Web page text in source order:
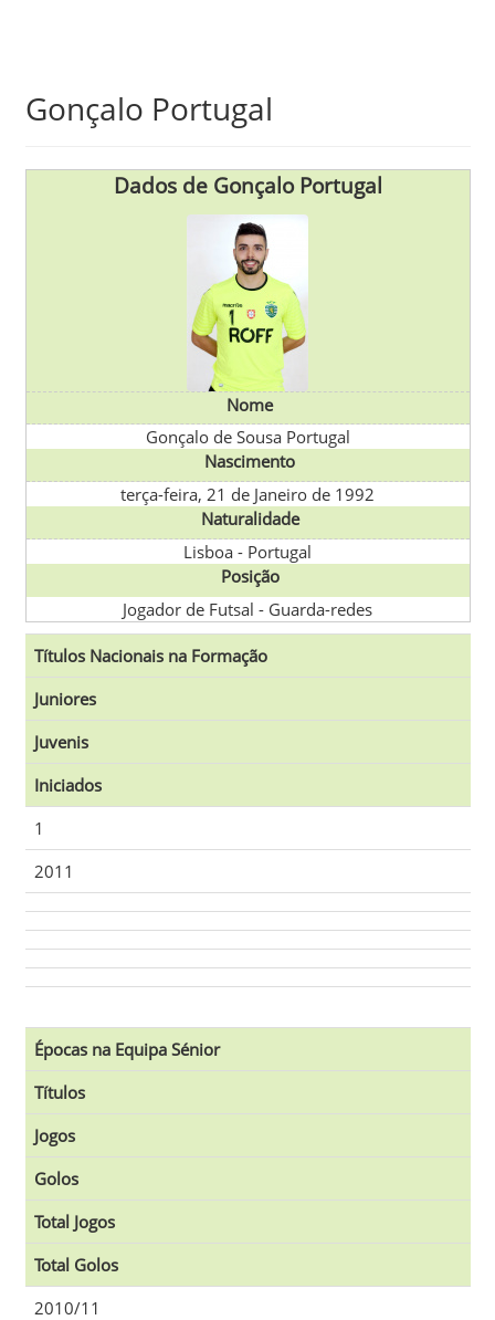
Gonçalo Portugal
Dados de Gonçalo Portugal
Nome
Gonçalo de Sousa Portugal
Nascimento
terça-feira, 21 de Janeiro de 1992
Naturalidade
Lisboa - Portugal
Posição
Jogador de Futsal - Guarda-redes
Títulos Nacionais na Formação
Juniores
Juvenis
Iniciados
1
2011
Épocas na Equipa Sénior
Títulos
Jogos
Golos
Total Jogos
Total Golos
2010/11